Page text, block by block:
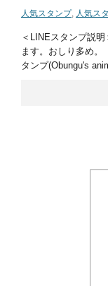
人気スタンプ, 人気ス
＜LINEスタンプ説
ます。おしり多め
タンプ(Obungu's